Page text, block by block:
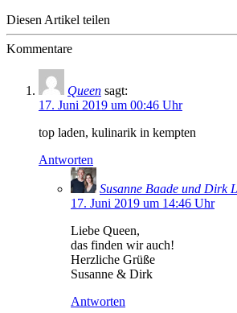
Diesen Artikel teilen
Kommentare
Queen sagt:
17. Juni 2019 um 00:46 Uhr
top laden, kulinarik in kempten
Antworten
Susanne Baade und Dirk
17. Juni 2019 um 14:46 Uhr
Liebe Queen,
das finden wir auch!
Herzliche Grüße
Susanne & Dirk
Antworten